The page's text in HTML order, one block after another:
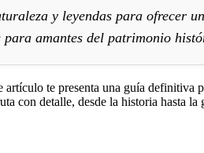
y leyendas para ofrecer
amantes del patrimonio
te presenta una guía definitiva
con detalle, desde la historia hasta la